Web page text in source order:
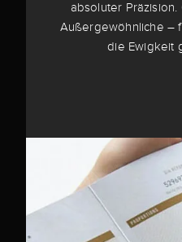
absoluter Präzision.
Außergewöhnliche –
die Ewigkeit